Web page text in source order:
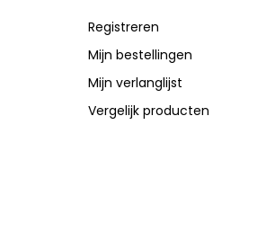
Registreren
Mijn bestellingen
Mijn verlanglijst
Vergelijk producten